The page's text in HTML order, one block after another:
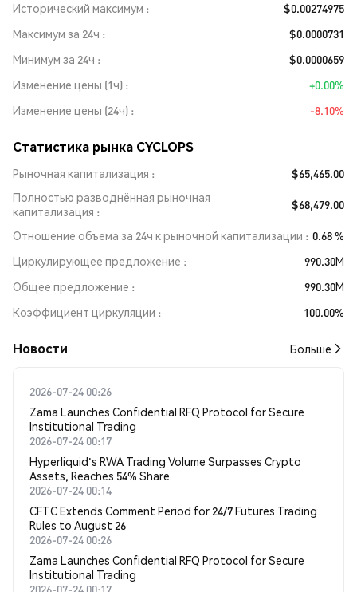
Исторический максимум
$0.00274975
Максимум за 24ч
$0.0000731
Минимум за 24ч
$0.0000659
Изменение цены (1ч)
+0.00%
Изменение цены (24ч)
-8.10%
Статистика рынка CYCLOPS
Рыночная капитализация
$65,465.00
Полностью разводнённая рыночная
капитализация
$68,479.00
Отношение объема за 24ч к рыночной капитализации
0.68 %
Циркулирующее предложение
990.30M
Общее предложение
990.30M
Коэффициент циркуляции
100.00%
Новости Больше
2026-07-24 00:26
Zama Launches Confidential RFQ Protocol for Secure
Institutional Trading
2026-07-24 00:17
Hyperliquid's RWA Trading Volume Surpasses Crypto
Assets, Reaches 54% Share
2026-07-24 00:14
CFTC Extends Comment Period for 24/7 Futures Trading
Rules to August 26
2026-07-24 00:26
Zama Launches Confidential RFQ Protocol for Secure
Institutional Trading
2026-07-24 00:17